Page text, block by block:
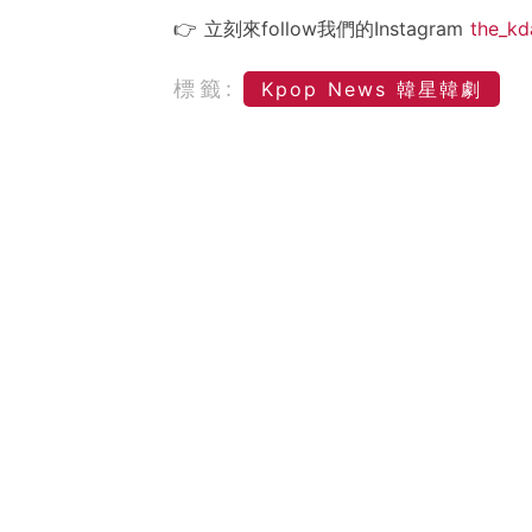
👉 立刻來follow我們的Instagram
標籤: Kpop News 韓星韓劇